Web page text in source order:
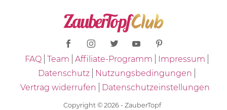
FAQ Team Affiliate-Programm
Impressum
Datenschutz
Nutzungsbedingungen
Vertrag widerrufen
Datenschutzeinstellungen
Copyright © 2026 - ZauberTopf